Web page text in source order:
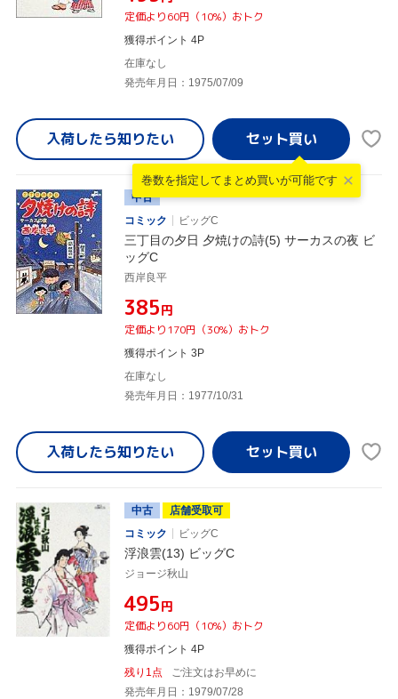
定価より60円（10%）おトク
獲得ポイント 4P
在庫なし
発売年月日：1975/07/09
入荷したら知りたい
巻数を指定して まとめ買いが可能です
中古
コミック
ビッグC
三丁目の夕日 夕焼けの詩(5) サーカスの夜 ビ
ッグC
西岸良平
¥385円
定価より170円（30%）おトク
獲得ポイント 3P
在庫なし
発売年月日：1977/10/31
入荷したら知りたい
中古
店舗受取可
コミック
ビッグC
浮浪雲(13) ビッグC
ジョージ秋山
¥495円
定価より60円（10%）おトク
獲得ポイント 4P
残り1点
ご注文はお早めに
発売年月日：1979/07/28